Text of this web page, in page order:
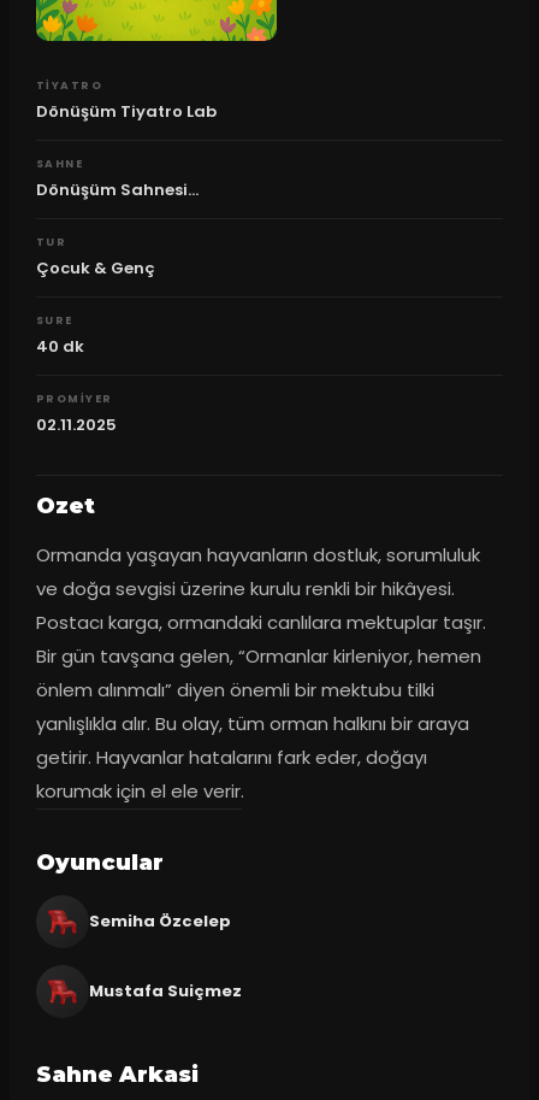
TIYATRO
Dönüşüm Tiyatro Lab
SAHNE
Dönüşüm Sahnesi...
TUR
Çocuk & Genç
SURE
40 dk
PROMIYER
02.11.2025
Ozet
Ormanda yaşayan hayvanların dostluk, sorumluluk
ve doğa sevgisi üzerine kurulu renkli bir hikâyesi.
Postacı karga, ormandaki canlılara mektuplar taşır.
Bir gün tavşana gelen, “Ormanlar kirleniyor, hemen
önlem alınmalı” diyen önemli bir mektubu tilki
yanlışlıkla alır. Bu olay, tüm orman halkını bir araya
getirir. Hayvanlar hatalarını fark eder, doğayı
korumak için el ele verir.
Oyuncular
Semiha Özcelep
Mustafa Suiçmez
Sahne Arkasi